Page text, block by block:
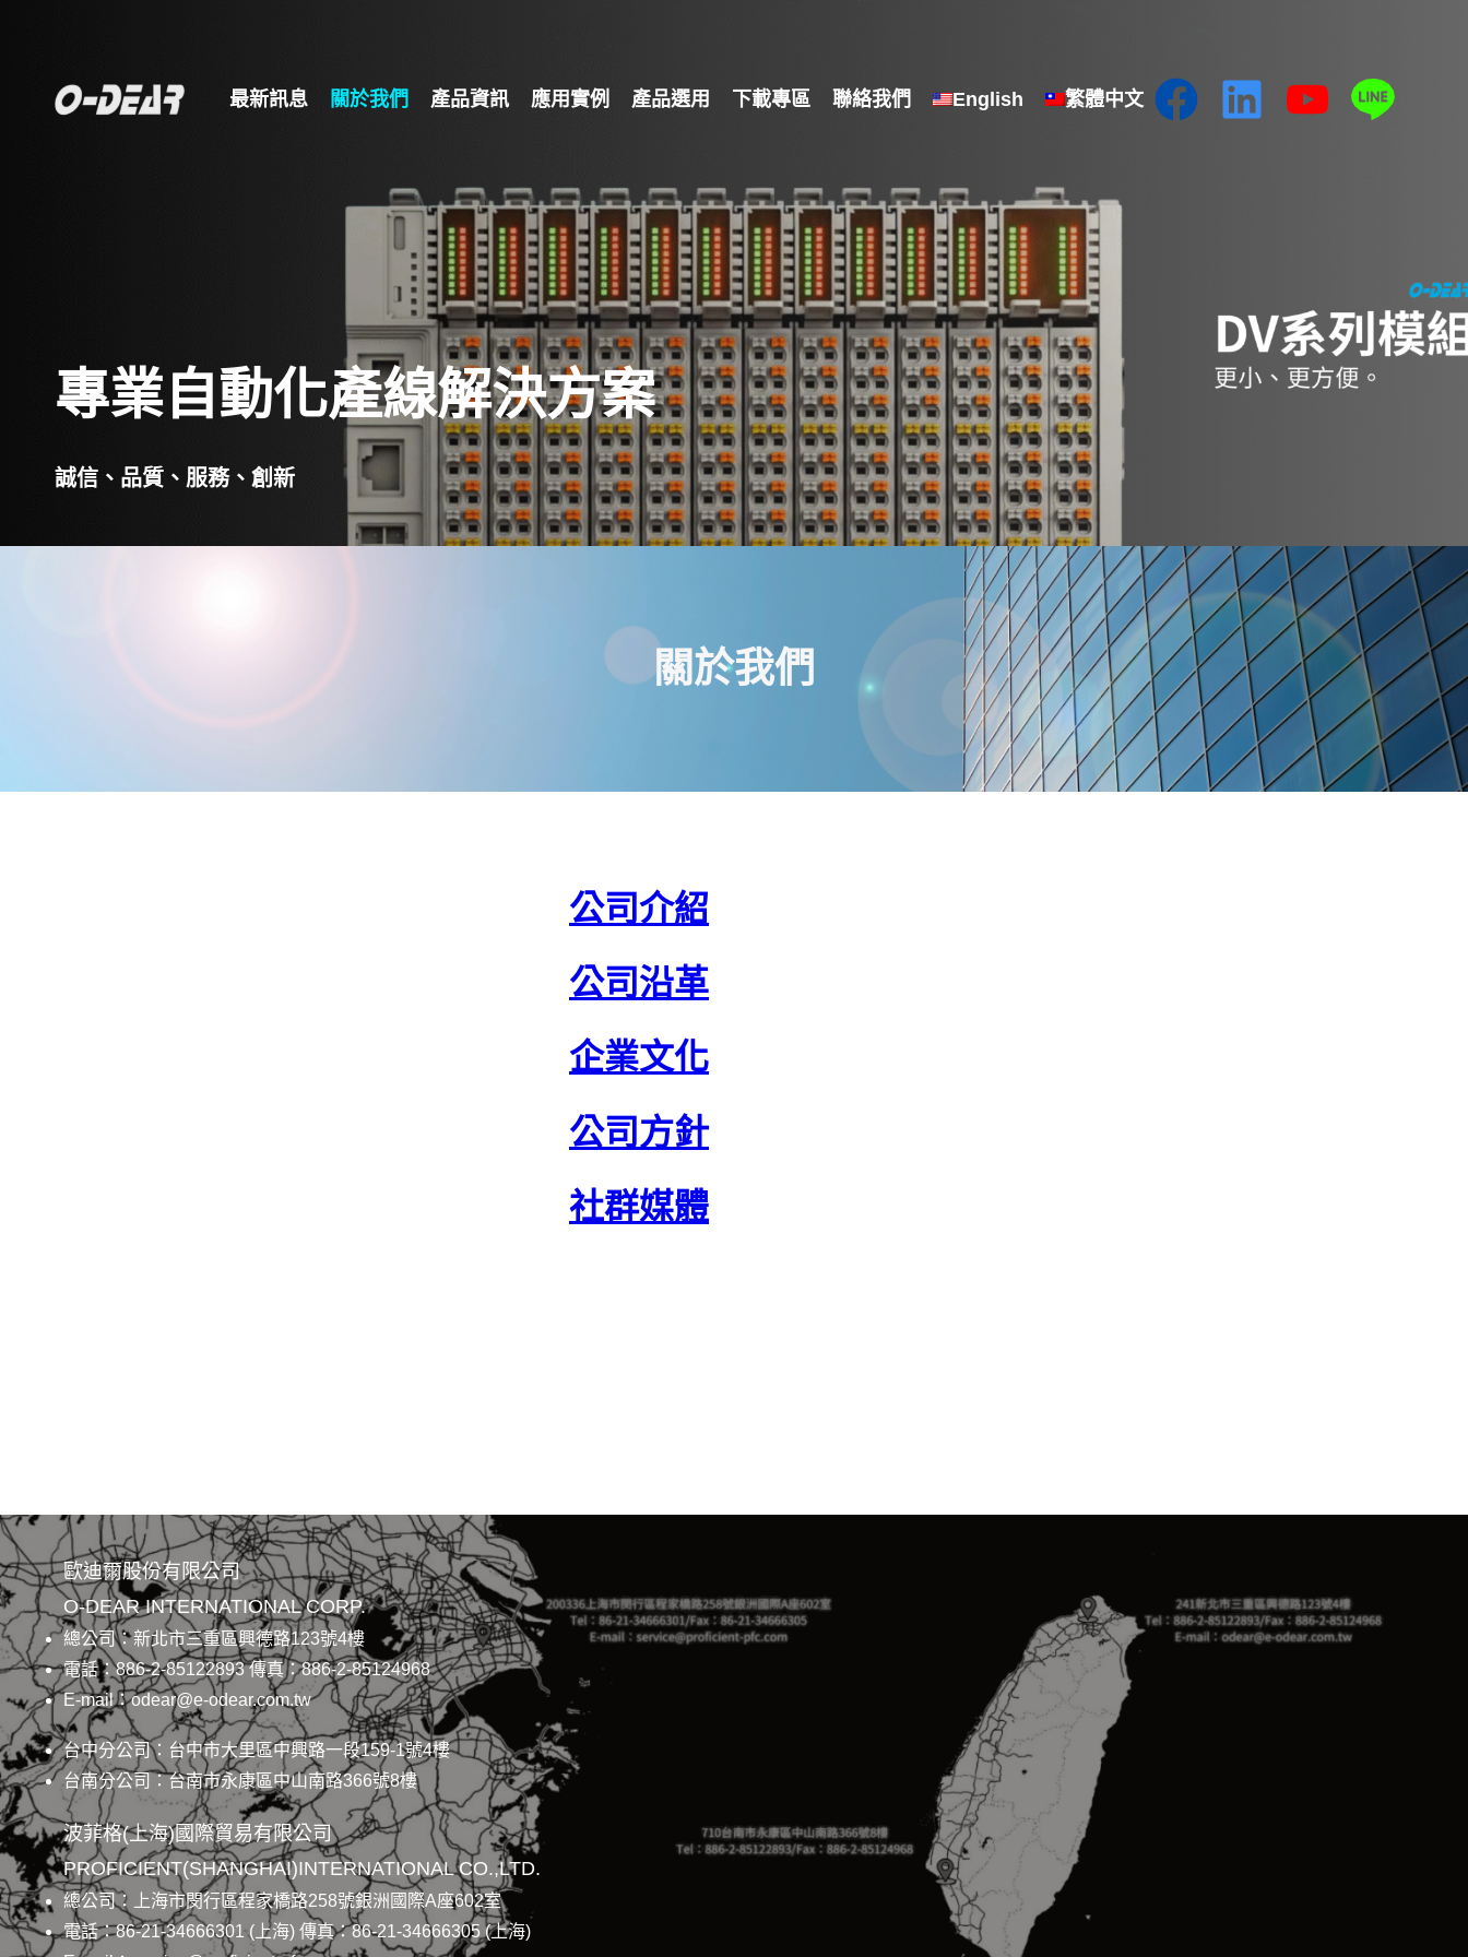
最新訊息 關於我們 產品資訊 應用實例 產品選用 下載專區 聯絡我們 English 繁體中文
專業自動化產線解決方案
誠信、品質、服務、創新
關於我們
公司介紹
公司沿革
企業文化
公司方針
社群媒體
歐迪爾股份有限公司
O-DEAR INTERNATIONAL CORP.
總公司：新北市三重區興德路123號4樓
電話：886-2-85122893 傳真：886-2-85124968
E-mail：odear@e-odear.com.tw
台中分公司：台中市大里區中興路一段159-1號4樓
台南分公司：台南市永康區中山南路366號8樓
波菲格(上海)國際貿易有限公司
PROFICIENT(SHANGHAI)INTERNATIONAL CO.,LTD.
總公司：上海市閔行區程家橋路258號銀洲國際A座602室
電話：86-21-34666301 (上海) 傳真：86-21-34666305 (上海)